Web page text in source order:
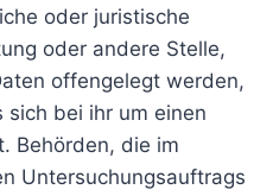
oder juristische
oder andere Stelle,
offengelegt werden,
bei ihr um einen
Behörden, die im
Untersuchungsauftrags